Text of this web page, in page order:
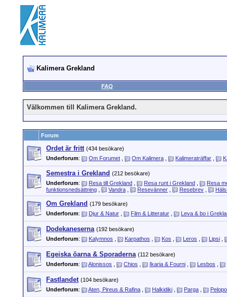
Kalimera Grekland
FAQ
Välkommen till Kalimera Grekland.
Forum
Ordet är fritt (434 besökare)
Underforum: Om Forumet Om Kalimera Kalimeraträffar
Semestra i Grekland (212 besökare)
Underforum: Resa till Grekland Resa runt i Grekland
Resa
funktionsnedsättning
Vandra Resevänner Resebrev
Om Grekland (179 besökare)
Underforum: Djur & Natur Film & Litteratur Leva & bo i
Dodekaneserna (192 besökare)
Underforum: Kalymnos Karpathos Kos Leros Lipsi
Egeiska öarna & Sporaderna (112 besökare)
Underforum: Alonissos Chios Ikaria & Fourni Lesbos
Fastlandet (104 besökare)
Underforum: Aten, Pireus & Rafina Halkidiki Parga